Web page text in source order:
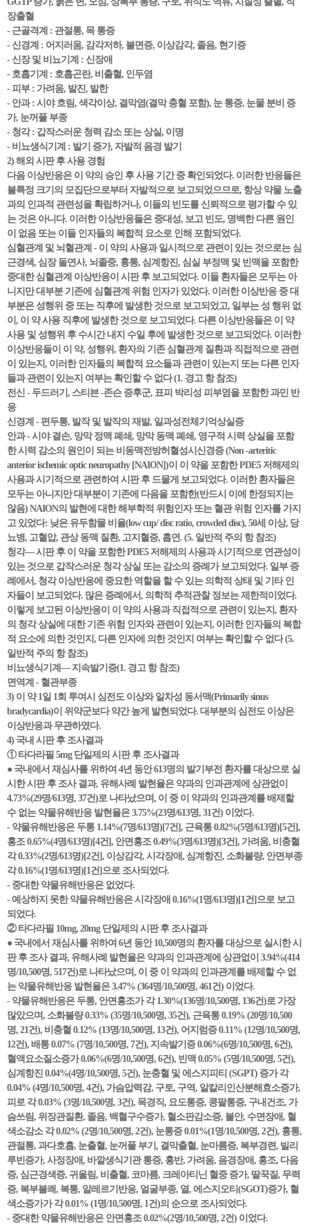
장출혈
- 근골격계 : 관절통, 목 통증
- 신경계 : 어지러움, 감각저하, 불면증, 이상감각, 졸음, 현기증
- 신장 및 비뇨기계 : 신장애
- 호흡기계 : 호흡곤란, 비출혈, 인두염
- 피부 : 가려움, 발진, 발한
- 안과 : 시야 흐림, 색각이상, 결막염(결막 충혈 포함), 눈 통증, 눈물 분비 증
가, 눈꺼풀 부종
- 청각 : 갑작스러운 청력 감소 또는 상실, 이명
- 비뇨생식기계 : 발기 증가, 자발적 음경 발기
2) 해외 시판 후 사용 경험
다음 이상반응은 이 약의 승인 후 사용 기간 중 확인되었다. 이러한 반응들은
불특정 크기의 모집단으로부터 자발적으로 보고되었으므로, 항상 약물 노출
과의 인과적 관련성을 확립하거나, 이들의 빈도를 신뢰적으로 평가할 수 있
는 것은 아니다. 이러한 이상반응들은 중대성, 보고 빈도, 명백한 다른 원인
이 없음 또는 이들 인자들의 복합적 요소로 인해 포함되었다.
심혈관계 및 뇌혈관계 - 이 약의 사용과 일시적으로 관련이 있는 것으로는 심
근경색, 심장 돌연사, 뇌졸중, 흉통, 심계항진, 심실 부정맥 및 빈맥을 포함한
중대한 심혈관계 이상반응이 시판 후 보고되었다. 이들 환자들은 모두는 아
니지만 대부분 기존에 심혈관계 위험 인자가 있었다. 이러한 이상반응 중 대
부분은 성행위 중 또는 직후에 발생한 것으로 보고되었고, 일부는 성 행위 없
이, 이 약 사용 직후에 발생한 것으로 보고되었다. 다른 이상반응들은 이 약
사용 및 성행위 후 수시간 내지 수일 후에 발생한 것으로 보고되었다. 이러한
이상반응들이 이 약, 성행위, 환자의 기존 심혈관계 질환과 직접적으로 관련
이 있는지, 이러한 인자들의 복합적 요소들과 관련이 있는지 또는 다른 인자
들과 관련이 있는지 여부는 확인할 수 없다 (1. 경고 항 참조)
전신 - 두드러기, 스티븐 -존슨 증후군, 표피 박리성 피부염을 포함한 과민 반
응
신경계 - 편두통, 발작 및 발작의 재발, 일과성전체기억상실증
안과 - 시야 결손, 망막 정맥 폐쇄, 망막 동맥 폐쇄, 영구적 시력 상실을 포함
한 시력 감소의 원인이 되는 비동맥전방허혈성시신경증 (Non -arteritic
anterior ischemic optic neuropathy [NAION])이 이 약을 포함한 PDE5 저해제의
사용과 시기적으로 관련하여 시판 후 드물게 보고되었다. 이러한 환자들은
모두는 아니지만 대부분이 기존에 다음을 포함한(반드시 이에 한정되지는
않음) NAION의 발현에 대한 해부학적 위험인자 또는 혈관 위험 인자를 가지
고 있었다: 낮은 유두함몰 비율(low cup/ disc ratio, crowded disc), 50세 이상, 당
뇨병, 고혈압, 관상 동맥 질환, 고지혈증, 흡연. (5. 일반적 주의 항 참조)
청각— 시판 후 이 약을 포함한 PDE5 저해제의 사용과 시기적으로 연관성이
있는 것으로 갑작스러운 청각 상실 또는 감소의 증례가 보고되었다. 일부 증
례에서, 청각 이상반응에 중요한 역할을 할 수 있는 의학적 상태 및 기타 인
자들이 보고되었다. 많은 증례에서, 의학적 추적관찰 정보는 제한적이었다.
이렇게 보고된 이상반응이 이 약의 사용과 직접적으로 관련이 있는지, 환자
의 청각 상실에 대한 기존 위험 인자와 관련이 있는지, 이러한 인자들의 복합
적 요소에 의한 것인지, 다른 인자에 의한 것인지 여부는 확인할 수 없다 (5.
일반적 주의 항 참조)
비뇨생식기계— 지속발기증(1. 경고 항 참조)
면역계 - 혈관부종
3) 이 약 1일 1회 투여시 심전도 이상와 일차성 동서맥(Primarily sinus
bradycardia)이 위약군보다 약간 높게 발현되었다. 대부분의 심전도 이상은
이상반응과 무관하였다.
4) 국내 시판 후 조사결과
① 타다라필 5mg 단일제의 시판 후 조사결과
● 국내에서 재심사를 위하여 4년 동안 613명의 발기부전 환자를 대상으로 실
시한 시판 후 조사 결과, 유해사례 발현율은 약과의 인과관계에 상관없이
4.73%(29명/613명, 37건)로 나타났으며, 이 중 이 약과의 인과관계를 배제할
수 없는 약물유해반응 발현율은 3.75%(23명/613명, 31건) 이었다.
- 약물유해반응은 두통 1.14%(7명/613명)[7건], 근육통 0.82%(5명/613명)[5건],
홍조 0.65%(4명/613명)[4건], 안면홍조 0.49%(3명/613명)[3건], 가려움, 비충혈
각 0.33%(2명/613명)[2건], 이상감각, 시각장애, 심계항진, 소화불량, 안면부종
각 0.16%(1명/613명)[1건]으로 조사되었다.
- 중대한 약물유해반응은 없었다.
- 예상하지 못한 약물유해반응은 시각장애 0.16%(1명/613명)[1건]으로 보고
되었다.
② 타다라필 10mg, 20mg 단일제의 시판 후 조사결과
● 국내에서 재심사를 위하여 6년 동안 10,500명의 환자를 대상으로 실시한 시
판 후 조사 결과, 유해사례 발현율은 약과의 인과관계에 상관없이 3.94%(414
명/10,500명, 517건)로 나타났으며, 이 중 이 약과의 인과관계를 배제할 수 없
는 약물유해반응 발현율은 3.47% (364명/10,500명, 461건) 이었다.
- 약물유해반응은 두통, 안면홍조가 각 1.30%(136명/10,500명, 136건)로 가장
많았으며, 소화불량 0.33% (35명/10,500명, 35건), 근육통 0.19% (20명/10,500
명, 21건), 비충혈 0.12% (13명/10,500명, 13건), 어지럼증 0.11% (12명/10,500명,
12건), 배통 0.07% (7명/10,500명, 7건), 지속발기증 0.06%(6명/10,500명, 6건),
혈액요소질소증가 0.06%(6명/10,500명, 6건), 빈맥 0.05% (5명/10,500명, 5건),
심계항진 0.04%(4명/10,500명, 5건), 눈충혈 및 에스지피티 (SGPT) 증가 각
0.04% (4명/10,500명, 4건), 가슴압력감, 구토, 구역, 알칼리인산분해효소증가,
피로 각 0.03% (3명/10,500명, 3건), 목경직, 요도통증, 콩팥통증, 구내건조, 가
슴쓰림, 위장관질환, 졸음, 백혈구수증가, 혈소판감소증, 불안, 수면장애, 혈
색소감소 각 0.02% (2명/10,500명, 2건), 눈통증 0.01%(1명/10,500명, 2건), 흉통,
관절통, 과다호흡, 눈출혈, 눈꺼풀 부기, 결막출혈, 눈마름증, 복부경련, 빌리
루빈증가, 사정장애, 바깥생식기관 통증, 홍반, 가려움, 음경장애, 홍조, 다음
증, 심근경색증, 귀울림, 비출혈, 코마름, 크레아티닌 혈중 증가, 딸꾹질, 무력
증, 복부불쾌, 복통, 알레르기반응, 얼굴부종, 열, 에스지오티(SGOT)증가, 혈
색소증가가 각 0.01% (1명/10,500명, 1건)의 순으로 조사되었다.
- 중대한 약물유해반응은 안면홍조 0.02%(2명/10,500명, 2건) 이었다.